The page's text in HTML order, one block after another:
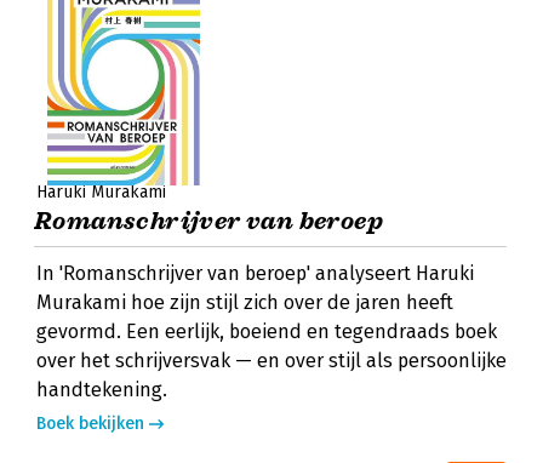
Haruki Murakami
Romanschrijver van beroep
In 'Romanschrijver van beroep' analyseert Haruki
Murakami hoe zijn stijl zich over de jaren heeft
gevormd. Een eerlijk, boeiend en tegendraads boek
over het schrijversvak — en over stijl als persoonlijke
handtekening.
Boek bekijken